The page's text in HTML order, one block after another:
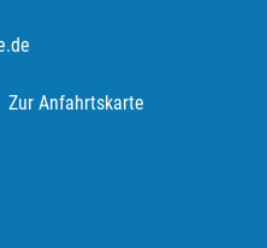
Zur Anfahrtskarte